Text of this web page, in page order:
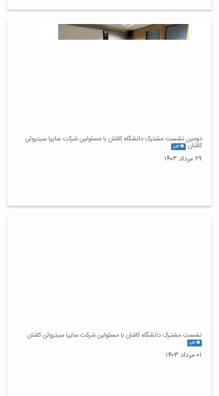
دومین نشست مشترک دانشگاه کاشان با مسئولین شرکت سایپا سیتروئن
کاشان گالری
۲۹ مرداد ۱۴۰۳
نشست مشترک دانشگاه کاشان با مسئولین شرکت سایپا سیتروئن کاشان
گالری
۰۱ مرداد ۱۴۰۳